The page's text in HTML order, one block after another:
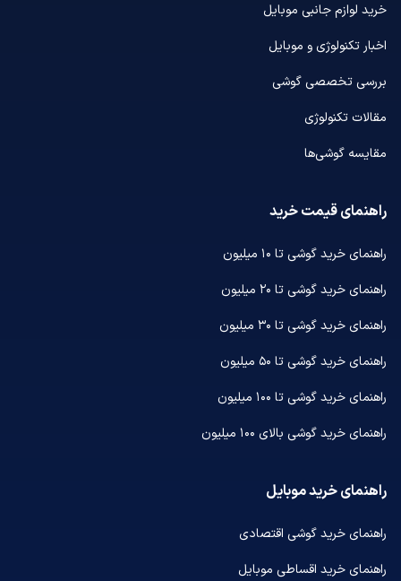
خرید لوازم جانبی موبایل
اخبار تکنولوژی و موبایل
بررسی تخصصی گوشی
مقالات تکنولوژی
مقایسه گوشی‌ها
راهنمای قیمت خرید
راهنمای خرید گوشی تا ۱۰ میلیون
راهنمای خرید گوشی تا ۲۰ میلیون
راهنمای خرید گوشی تا ۳۰ میلیون
راهنمای خرید گوشی تا ۵۰ میلیون
راهنمای خرید گوشی تا ۱۰۰ میلیون
راهنمای خرید گوشی بالای ۱۰۰ میلیون
راهنمای خرید موبایل
راهنمای خرید گوشی اقتصادی
راهنمای خرید اقساطی موبایل